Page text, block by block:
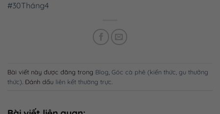
#30Tháng4
Bài viết này được đăng trong Blog Góc cà phê (kiến thức, gu thưởng
thức) . Đánh dấu liên kết thường trực